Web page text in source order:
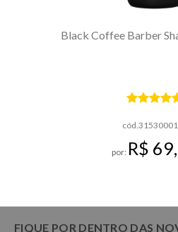
Black Coffee Barber
por: R$
FIQUE POR DENTRO DAS